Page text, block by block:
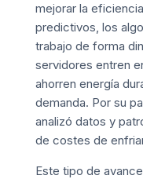
mejorar la
predictivos, los
trabajo de forma
servidores entren
ahorren energía
demanda. Por su
analizó datos y
de costes de
Este tipo de